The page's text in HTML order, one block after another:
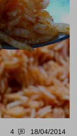
18/04/2014
4